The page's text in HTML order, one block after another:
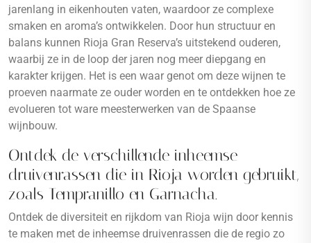
jarenlang in eikenhouten vaten, waardoor ze complexe
smaken en aroma’s ontwikkelen. Door hun structuur en
balans kunnen Rioja Gran Reserva’s uitstekend ouderen,
waarbij ze in de loop der jaren nog meer diepgang en
karakter krijgen. Het is een waar genot om deze wijnen te
proeven naarmate ze ouder worden en te ontdekken hoe ze
evolueren tot ware meesterwerken van de Spaanse
wijnbouw.
Ontdek de verschillende inheemse
druivenrassen die in Rioja worden gebruikt,
zoals Tempranillo en Garnacha.
Ontdek de diversiteit en rijkdom van Rioja wijn door kennis
te maken met de inheemse druivenrassen die de regio zo